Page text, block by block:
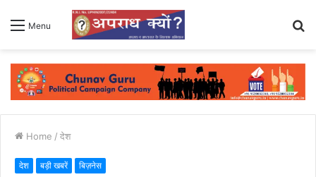
Menu
Home / देश
देश बड़ी खबरें बिज़नेस